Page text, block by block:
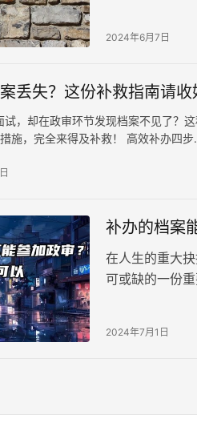
2024年6月7日
丢失？这份补救指南请收
，却在政审环节发现档案不见了？
施，完全来得及补救！ 高效补办四
补办的档案
在人生的重大
可或缺的一份
补办的档案内
2024年7月1日